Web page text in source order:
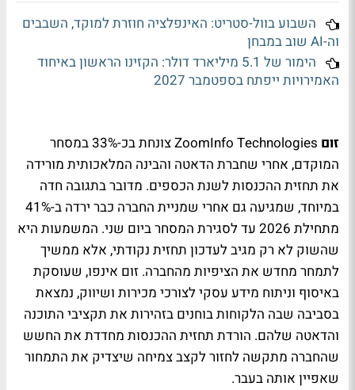
השבוע בוול-סטריט: האינפלציה חוזרת למוקד, השבבים
וה-AI שוב במבחן
הימור של 5.1 מיליארד דולר: הקזינו הראשון באיחוד
האמירויות ייפתח בספטמבר 2027
זום ZoomInfo Technologies
צונחת בכ-33% במסחר
המוקדם, אחרי שחברת הדאטה והבינה המלאכותית מורידה
את תחזית ההכנסות לשנת הכספים. מדובר בתגובה חדה
במיוחד, שמגיעה גם אחרי שמניית החברה כבר ירדה ב-41%
מתחילת 2026 עד לסגירת המסחר ביום שני. המשמעות היא
שהשוק לא רק מגיב לעדכון תחזית נקודתי, אלא ממשיך
לתמחר מחדש את הציפיות מהחברה. זום אינפו, שעוסקת
באיסוף וניתוח מידע עסקי לצורכי מכירות ושיווק, נמצאת
בסביבה שבה הלקוחות בוחנים בזהירות את תקציבי התוכנה
והדאטה שלהם. הורדת תחזית ההכנסות מחדדת את החשש
שהחברה מתקשה לחזור לקצב צמיחה שיצדיק את התמחור
שאפיין אותה בעבר.